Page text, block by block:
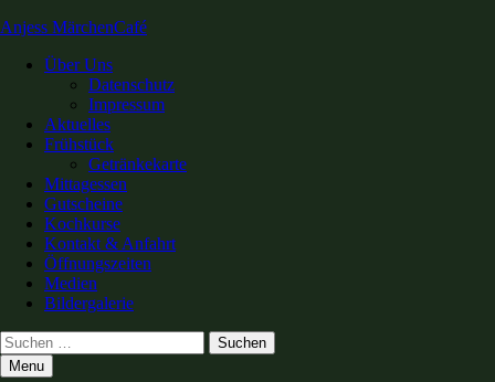
Anjess MärchenCafé
Primary
Über Uns
Datenschutz
Impressum
Aktuelles
Frühstück
Getränkekarte
Mittagessen
Gutscheine
Kochkurse
Kontakt & Anfahrt
Öffnungszeiten
Medien
Bildergalerie
Search
Suchen
nach:
Menu